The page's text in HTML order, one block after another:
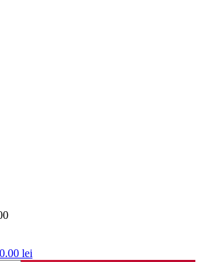
0.00 lei